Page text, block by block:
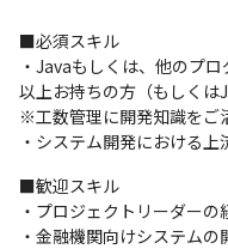
■必須スキル
・Javaもしくは、他のプ
以上お持ちの方（もしくは
※工数管理に開発知識をご
・システム開発における
■歓迎スキル
・プロジェクトリーダーの
・金融機関向けシステム